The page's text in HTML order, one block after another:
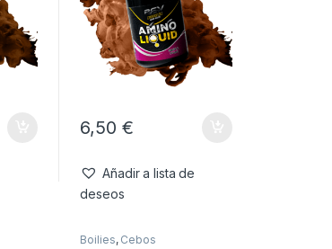
6,50 €
Añadir a lista de
deseos
Boilies, Cebos